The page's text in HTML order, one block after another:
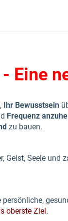
Eine
Ihr Bewusstsein
Frequenz
zu bauen.
Geist, Seele
oberste Ziel.